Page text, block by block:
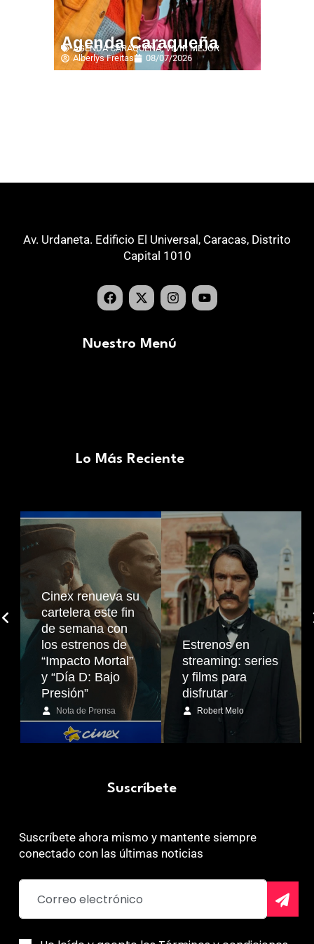
Agenda Caraqueña
AGENDA CARAQUEÑA,VIVIR MEJOR
Alberlys Freitas
08/07/2026
Av. Urdaneta. Edificio El Universal, Caracas, Distrito
Capital 1010
Nuestro Menú
Lo Más Reciente
Cinex renueva su
cartelera este fin
de semana con
los estrenos de
“Impacto Mortal”
y “Día D: Bajo
Presión”
Nota de Prensa
Estrenos en
streaming: series
y films para
disfrutar
Robert Melo
Suscríbete
Suscríbete ahora mismo y mantente siempre
conectado con las últimas noticias